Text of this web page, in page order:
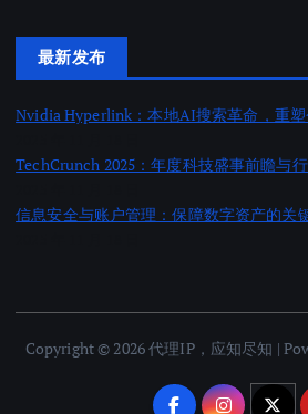
最新发布
Nvidia Hyperlink：本地AI搜索革命，重
TechCrunch 2025：年度科技盛事前瞻与
信息安全与账户管理：保障数字资产的关
Copyright © 2026 代理IP，应知尽知 |